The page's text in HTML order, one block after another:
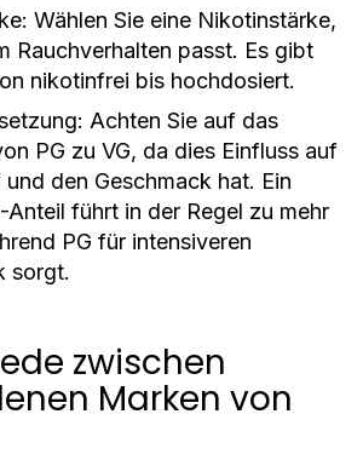
Wählen Sie eine Nikotinstärke,
Rauchverhalten passt. Es gibt
nikotinfrei bis hochdosiert.
Achten Sie auf das
PG zu VG, da dies Einfluss auf
den Geschmack hat. Ein
Anteil führt in der Regel zu mehr
PG für intensiveren
sorgt.
zwischen
Marken von